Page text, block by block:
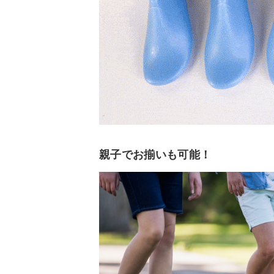
親子でお揃いも可能！